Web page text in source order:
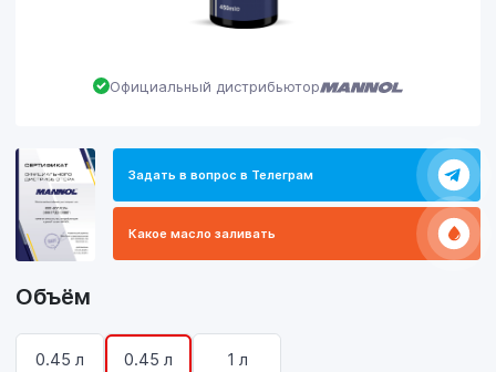
Официальный дистрибьютор
Задать в вопрос в Телеграм
Какое масло заливать
Объём
0.45 л 0.45 л 1 л